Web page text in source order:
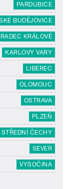
PARDUBICE
BUDĚJOVICE
KRÁLOVÉ
KARLOVY VARY
LIBEREC
OLOMOUC
OSTRAVA
PLZEŇ
STŘEDNÍ ČECHY
SEVER
VYSOČINA